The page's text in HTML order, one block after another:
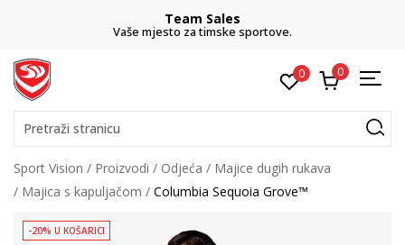
Team Sales
Vaše mjesto za timske sportove.
0 0
Pretraži stranicu
Sport Vision Proizvodi Odjeća
Majice dugih rukava
Majica s kapuljačom
Columbia Sequoia Grove™
-20% U KOŠARICI